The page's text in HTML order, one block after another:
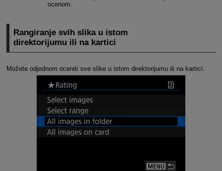
ocenom.
Rangiranje svih slika u istom
direktorijumu ili na kartici
Možete odjednom oceniti sve slike u istom direktorijumu ili na kartici.